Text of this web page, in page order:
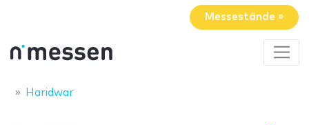
Messestände »
Haridwar